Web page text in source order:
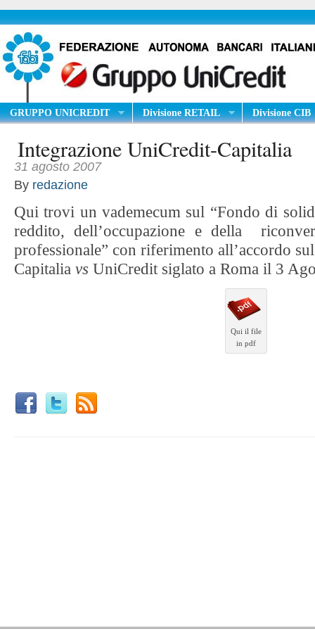
GRUPPO UNICREDIT Divisione RETAIL Divisione CIB
Integrazione UniCredit-Capitalia
31 agosto 2007
By redazione
Qui trovi un vademecum sul “Fondo di
reddito, dell’occupazione e della
professionale” con riferimento all’accordo
Capitalia vs UniCredit siglato a Roma il 3
Qui il file
in pdf